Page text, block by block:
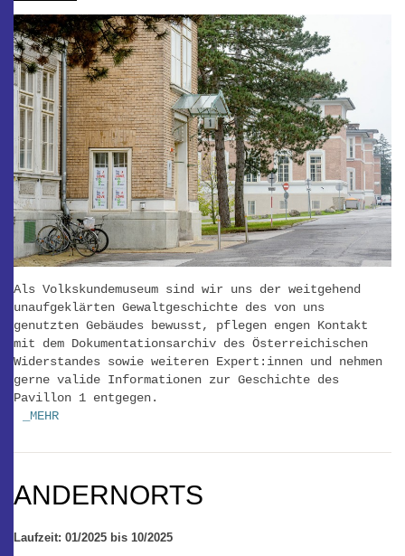
Als Volkskundemuseum sind wir uns der weitgehend
unaufgeklärten Gewaltgeschichte des von uns
genutzten Gebäudes bewusst, pflegen engen Kontakt
mit dem Dokumentationsarchiv des Österreichischen
Widerstandes sowie weiteren Expert:innen und nehmen
gerne valide Informationen zur Geschichte des
Pavillon 1 entgegen.
_MEHR
ANDERNORTS
Laufzeit: 01/2025 bis 10/2025